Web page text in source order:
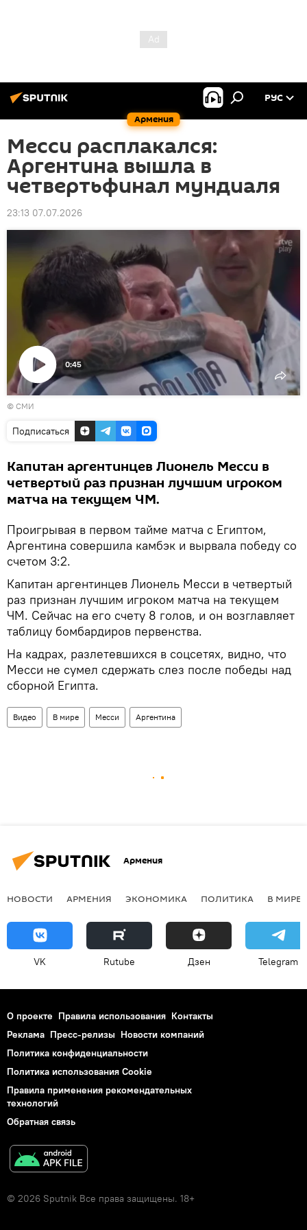
Армения
РУС
Месси расплакался:
Аргентина вышла в
четвертьфинал мундиаля
23:13 07.07.2026
Воспроизвести
0:45
© СМИ
Подписаться
Капитан аргентинцев Лионель Месси в
четвертый раз признан лучшим игроком
матча на текущем ЧМ.
Проигрывая в первом тайме матча с Египтом,
Аргентина совершила камбэк и вырвала победу со
счетом 3:2.
Капитан аргентинцев Лионель Месси в четвертый
раз признан лучшим игроком матча на текущем
ЧМ. Сейчас на его счету 8 голов, и он возглавляет
таблицу бомбардиров первенства.
На кадрах, разлетевшихся в соцсетях, видно, что
Месси не сумел сдержать слез после победы над
сборной Египта.
Видео В мире Месси Аргентина
Армения
НОВОСТИ АРМЕНИЯ ЭКОНОМИКА ПОЛИТИКА В МИРЕ
VK Rutube Дзен Telegram
О проекте Правила использования Контакты
Реклама Пресс-релизы Новости компаний
Политика конфиденциальности
Политика использования Cookie
Правила применения рекомендательных
технологий
Обратная связь
© 2026 Sputnik Все права защищены. 18+